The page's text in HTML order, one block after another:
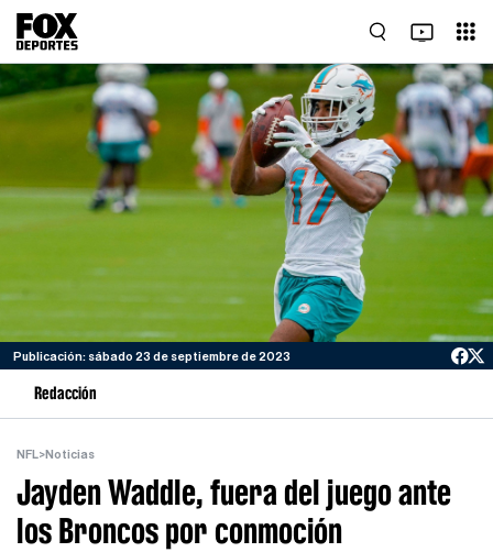
Publicación: sábado 23 de septiembre de 2023
Redacción
NFL>Noticias
Jayden Waddle, fuera del juego ante
los Broncos por conmoción